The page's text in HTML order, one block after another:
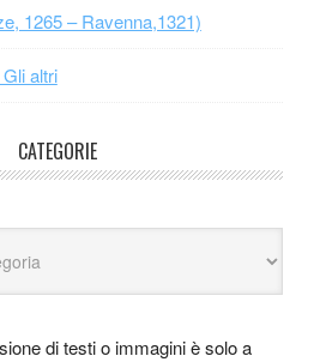
1265 – Ravenna,1321)
altri
CATEGORIE
di testi o immagini è solo a